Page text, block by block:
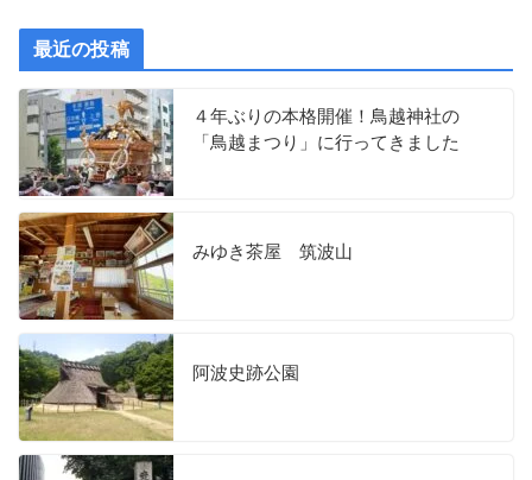
最近の投稿
４年ぶりの本格開催！鳥越神社の
「鳥越まつり」に行ってきました
みゆき茶屋 筑波山
阿波史跡公園